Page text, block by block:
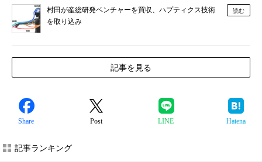
村田が産総研発ベンチャーを買収、ハプティクス技術
を取り込み
読む
記事を見る
Share Post LINE Hatena
記事ランキング